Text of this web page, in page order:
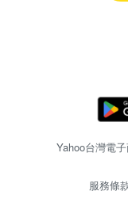
Yahoo台灣電
服務條